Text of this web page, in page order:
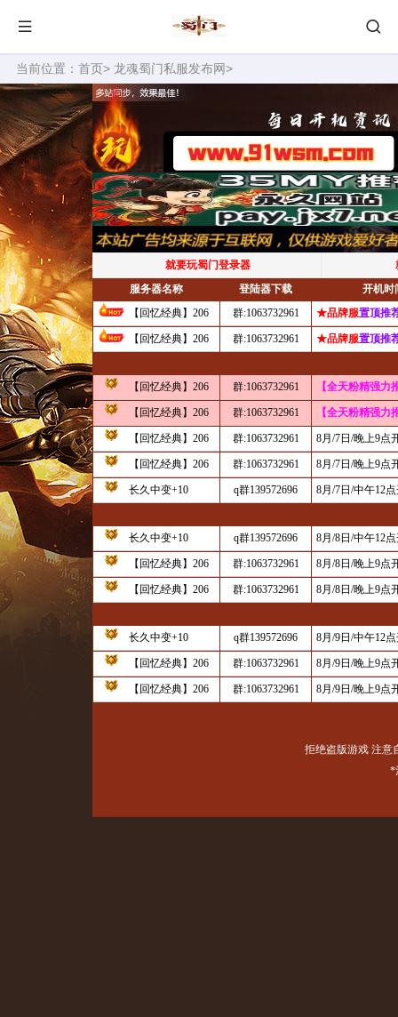
当前位置： 首页> 龙魂蜀门私服发布网>